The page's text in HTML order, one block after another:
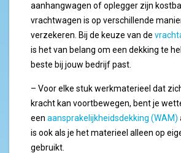
aanhangwagen of oplegger zijn
vrachtwagen is op verschillende
verzekeren. Bij de keuze van de
is het van belang om een dekking te
beste bij jouw bedrijf past.
– Voor elke stuk werkmaterieel dat
kracht kan voortbewegen, bent je
een aansprakelijkheidsdekking (WAM)
is ook als je het materieel alleen op
gebruikt.